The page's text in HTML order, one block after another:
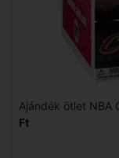
Ajándék ötlet NBA
Ft